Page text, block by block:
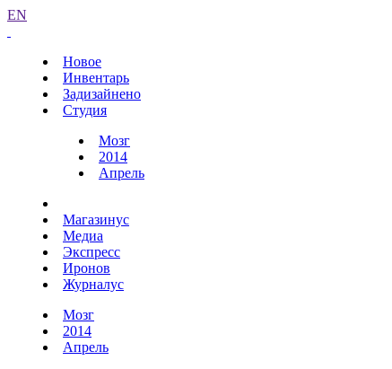
EN
Новое
Инвентарь
Задизайнено
Студия
Мозг
2014
Апрель
Магазинус
Медиа
Экспресс
Иронов
Журналус
Мозг
2014
Апрель